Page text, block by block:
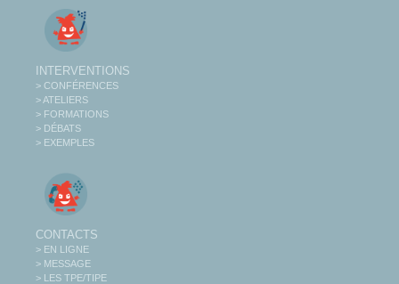
INTERVENTIONS
> CONFÉRENCES
> ATELIERS
> FORMATIONS
> DÉBATS
> EXEMPLES
CONTACTS
> EN LIGNE
> MESSAGE
> LES TPE/TIPE